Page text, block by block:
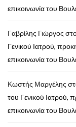
επικοινωνία του
Γαβρίλης Γιώργος
Γενικού Ιατρού,
επικοινωνία του
Κωστής Μαργέλης
του Γενικού Ιατρού,
επικοινωνία του